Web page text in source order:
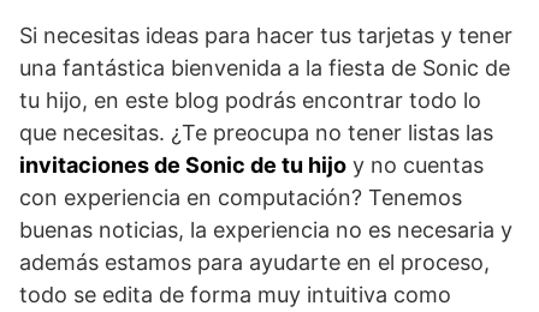
Si necesitas ideas para hacer tus tarjetas y tener
una fantástica bienvenida a la fiesta de Sonic de
tu hijo, en este blog podrás encontrar todo lo
que necesitas. ¿Te preocupa no tener listas las
invitaciones de Sonic de tu hijo y no cuentas
con experiencia en computación? Tenemos
buenas noticias, la experiencia no es necesaria y
además estamos para ayudarte en el proceso,
todo se edita de forma muy intuitiva como